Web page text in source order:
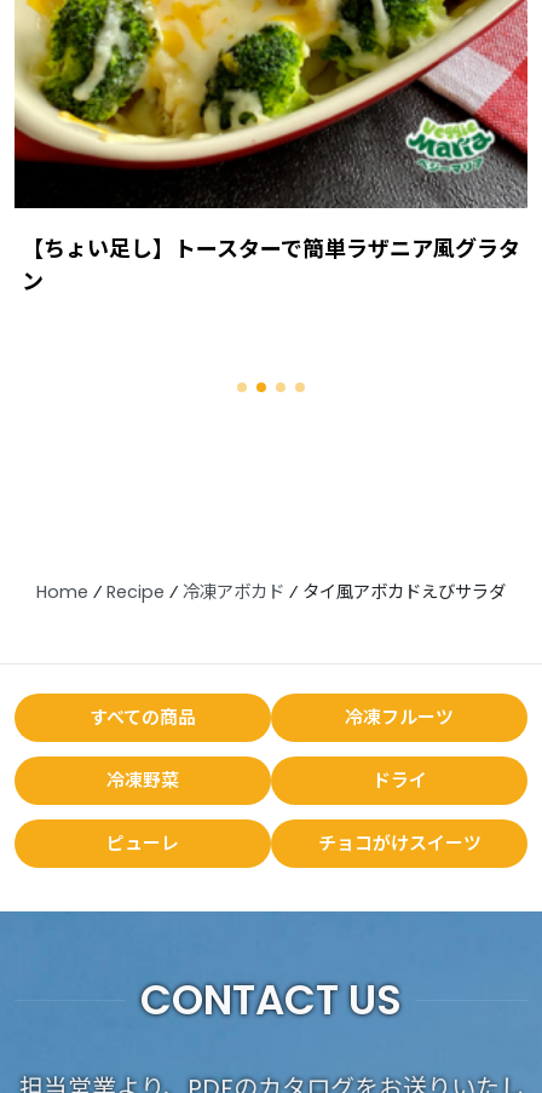
【ちょい足し】トースターで簡単ラザニア風グラタ
ン
Home ⁄ Recipe ⁄ 冷凍アボカド ⁄ タイ風アボカドえびサラダ
すべての商品 冷凍フルーツ
冷凍野菜 ドライ
ピューレ チョコがけスイーツ
CONTACT US